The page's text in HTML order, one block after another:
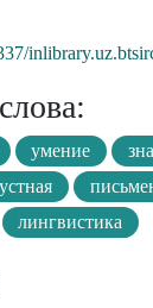
умение
устная
лингвистика